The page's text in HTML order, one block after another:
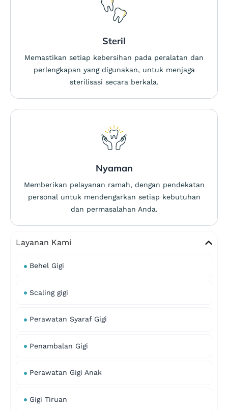
Steril
Memastikan setiap kebersihan pada peralatan dan
perlengkapan yang digunakan, untuk menjaga
sterilisasi secara berkala.
Nyaman
Memberikan pelayanan ramah, dengan pendekatan
personal untuk mendengarkan setiap kebutuhan
dan permasalahan Anda.
Layanan Kami
Behel Gigi
Scaling gigi
Perawatan Syaraf Gigi
Penambalan Gigi
Perawatan Gigi Anak
Gigi Tiruan